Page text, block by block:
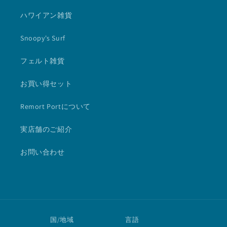
ハワイアン雑貨
Snoopy's Surf
フェルト雑貨
お買い得セット
Remort Portについて
実店舗のご紹介
お問い合わせ
国/地域 言語